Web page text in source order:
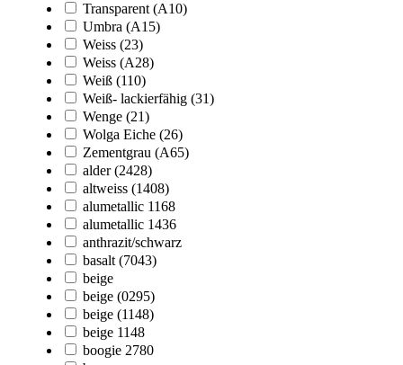
Transparent (A10)
Umbra (A15)
Weiss (23)
Weiss (A28)
Weiß (110)
Weiß- lackierfähig (31)
Wenge (21)
Wolga Eiche (26)
Zementgrau (A65)
alder (2428)
altweiss (1408)
alumetallic 1168
alumetallic 1436
anthrazit/schwarz
basalt (7043)
beige
beige (0295)
beige (1148)
beige 1148
boogie 2780